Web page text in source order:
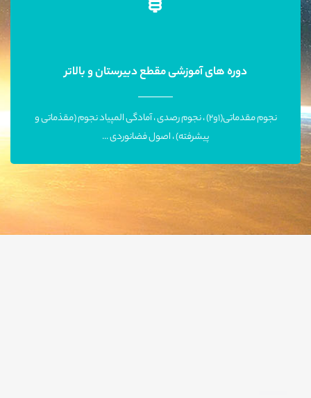
دوره های آموزشی مقطع دبیرستان و بالاتر
نجوم مقدماتی(1و2) ، نجوم رصدی ، آمادگی المپیاد نجوم (مقذماتی و
پیشرفته) ، اصول فضانوردی ...
اختر فیزیک (1و2) ، پیشرانه های فضایی ، اختر شناسی رادیویی ، عکاسی
نجومی و رویت هلال ماه.
اطلاعات بیشتر